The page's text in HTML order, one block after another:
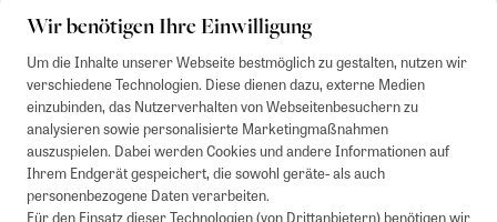
Wir benötigen Ihre Einwilligung
Um die Inhalte unserer Webseite bestmöglich zu gestalten, nutzen wir
verschiedene Technologien. Diese dienen dazu, externe Medien
einzubinden, das Nutzerverhalten von Webseitenbesuchern zu
analysieren sowie personalisierte Marketingmaßnahmen
auszuspielen. Dabei werden Cookies und andere Informationen auf
Ihrem Endgerät gespeichert, die sowohl geräte- als auch
personenbezogene Daten verarbeiten.
Für den Einsatz dieser Technologien (von Drittanbietern) benötigen wir